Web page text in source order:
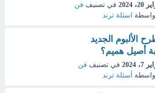
2024 في تصنيف فن
اسئلة ترند
الألبوم الجديد
أصيل هميم؟
2024 في تصنيف فن
أسئلة ترند